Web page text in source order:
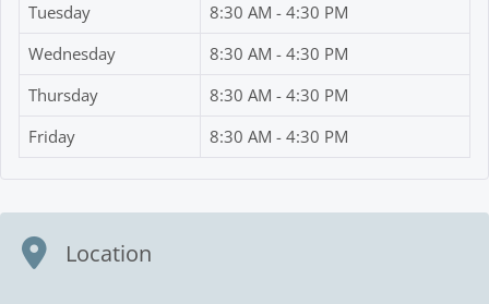
Tuesday
8:30 AM - 4:30 PM
Wednesday
8:30 AM - 4:30 PM
Thursday
8:30 AM - 4:30 PM
Friday
8:30 AM - 4:30 PM
Location